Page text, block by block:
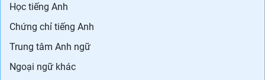
Học tiếng Anh
Chứng chỉ tiếng Anh
Trung tâm Anh ngữ
Ngoại ngữ khác